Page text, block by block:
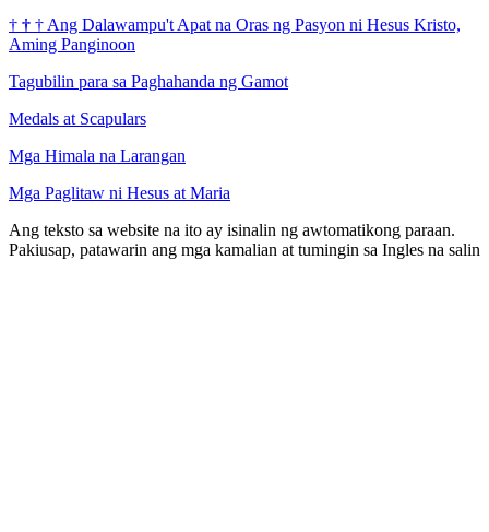
† † † Ang Dalawampu't Apat na Oras ng Pasyon ni Hesus Kristo,
Aming Panginoon
Tagubilin para sa Paghahanda ng Gamot
Medals at Scapulars
Mga Himala na Larangan
Mga Paglitaw ni Hesus at Maria
Ang teksto sa website na ito ay isinalin ng awtomatikong paraan.
Pakiusap, patawarin ang mga kamalian at tumingin sa Ingles na salin